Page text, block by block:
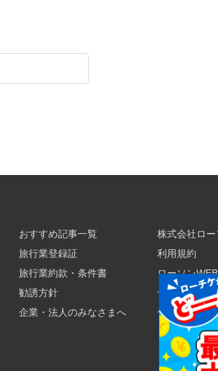
おすすめ記事一覧
旅行業登録証
旅行業約款・条件書
勧誘方針
企業・法人のみなさまへ
株式会社ロ
利用規約
ローソン
個人情報の
個人情報保護